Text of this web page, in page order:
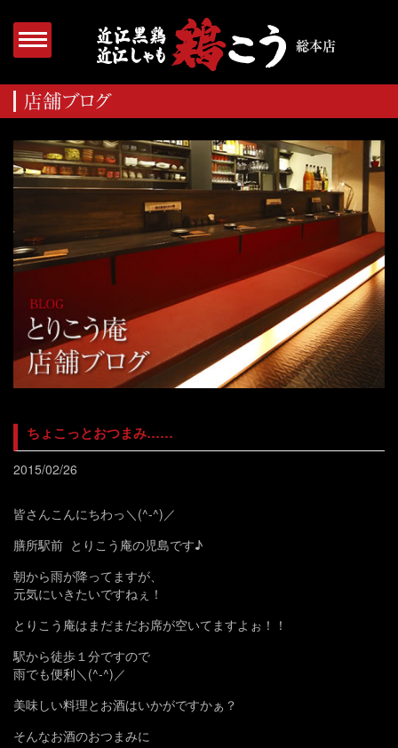
ちょこっとおつまみ……
2015/02/26
皆さんこんにちわっ＼(^-^)／
膳所駅前 とりこう庵の児島です♪
朝から雨が降ってますが、
元気にいきたいですねぇ！
とりこう庵はまだまだお席が空いてますよぉ！！
駅から徒歩１分ですので
雨でも便利＼(^-^)／
美味しい料理とお酒はいかがですかぁ？
そんなお酒のおつまみに